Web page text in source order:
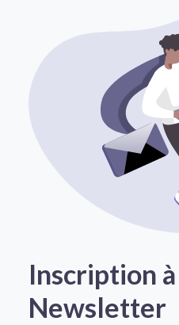
Inscription
Newsletter